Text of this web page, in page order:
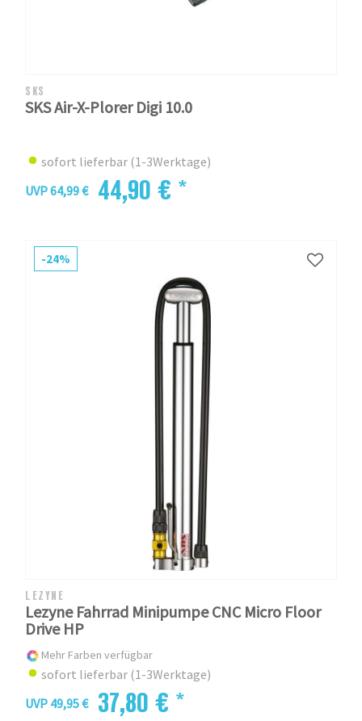
SKS
SKS Air-X-Plorer Digi 10.0
sofort lieferbar (1-3Werktage)
UVP 64,99 €
44,90 € *
-24%
LEZYNE
Lezyne Fahrrad Minipumpe CNC Micro Floor
Drive HP
Mehr Farben verfügbar
sofort lieferbar (1-3Werktage)
UVP 49,95 €
37,80 € *